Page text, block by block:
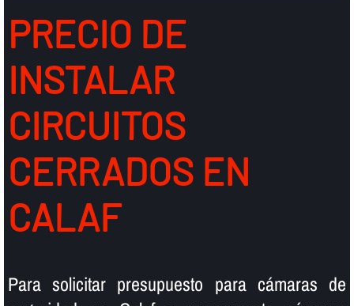
PRECIO DE
INSTALAR
CIRCUITOS
CERRADOS EN
CALAF
Para solicitar presupuesto para cámaras de